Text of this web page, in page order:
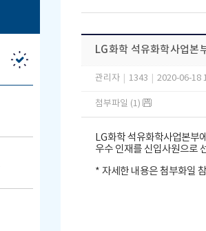
LG화학 석유화학사업본
관리자 1343 2020-06-18
첨부파일 (1)
LG화학 석유화학사업본부
우수 인재를 신입사원으로
* 자세한 내용은 첨부화일